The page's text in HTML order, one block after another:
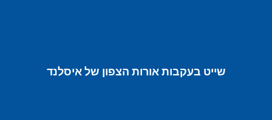
שייט בעקבות אורות הצפון של איסלנד